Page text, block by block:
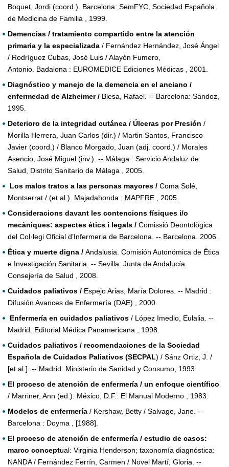
Boquet, Jordi (coord.). Barcelona: SemFYC, Sociedad Española
de Medicina de Familia , 1999.
Demencias / tratamiento compartido entre la atención
primaria y la especializada / Fernández Hernández, José Ángel
/ Rodríguez Cubas, José Luis / Alayón Fumero,
Antonio. Badalona : EUROMEDICE Ediciones Médicas , 2001.
Diagnóstico y manejo de la demencia en el anciano /
enfermedad de Alzheimer / Blesa, Rafael. -- Barcelona: Sandoz,
1995.
Deterioro de la integridad cutánea / Úlceras por Presión /
Morilla Herrera, Juan Carlos (dir.) / Martin Santos, Francisco
Javier (coord.) / Blanco Morgado, Juan (adj. coord.) / Morales
Asencio, José Miguel (inv.). -- Málaga : Servicio Andaluz de
Salud, Distrito Sanitario de Málaga , 2005.
Los malos tratos a las personas mayores / Coma Solé,
Montserrat / (et al.). Majadahonda : MAPFRE , 2005.
Consideracions davant les contencions físiques i/o
mecàniques: aspectes ètics i legals / Comissió Deontològica
del Col·legi Oficial d’Infermeria de Barcelona. -- Barcelona. 2006.
Ética y muerte digna / Andalusia. Comisión Autonómica de Ética
e Investigación Sanitaria. -- Sevilla: Junta de Andalucía.
Consejería de Salud , 2008.
Cuidados paliativos / Espejo Arias, María Dolores. -- Madrid :
Difusión Avances de Enfermería (DAE) , 2000.
Enfermería en cuidados paliativos / López Imedio, Eulalia. --
Madrid: Editorial Médica Panamericana , 1998.
Cuidados paliativos / recomendaciones de la Sociedad
Española de Cuidados Paliativos (SECPAL) / Sánz Ortiz, J. /
[et al.]. -- Madrid: Ministerio de Sanidad y Consumo, 1993.
El proceso de atención de enfermería / un enfoque científico
/ Marriner, Ann (ed.). México, D.F.: El Manual Moderno , 1983.
Modelos de enfermería / Kershaw, Betty / Salvage, Jane. --
Barcelona : Doyma , [1988].
El proceso de atención de enfermería / estudio de casos:
marco conceptual: Virginia Henderson; taxonomía diagnóstica:
NANDA / Fernández Ferrín, Carmen / Novel Martí, Gloria. --